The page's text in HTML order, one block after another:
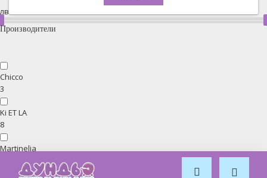
лв.
Производители
Chicco
3
Ki ET LA
8
Martinelia